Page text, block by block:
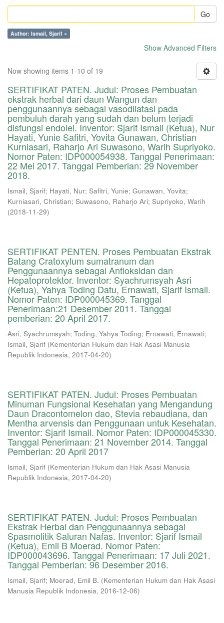
Go
Author: Ismail, Sjarif ×
Show Advanced Filters
Now showing items 1-10 of 19
SERTIFIKAT PATEN. Judul: Proses Pembuatan
ekstrak herbal dari daun Wangun dan
penggunaannya sebagai vasodilatasi pada
pembuluh darah yang sudah dan belum terjadi
disfungsi endolel. Inventor: Sjarif Ismail (Ketua), Nur
Hayati, Yunie Safitri, Yovita Gunawan, Christian
Kurniasari, Raharjo Ari Suwasono, Warih Supriyoko.
Nomor Paten: IDP000054938. Tanggal Penerimaan:
22 Mei 2017. Tanggal Pemberian: 29 November
2018.
Ismail, Sjarif; Hayati, Nur; Safitri, Yunie; Gunawan, Yovita;
Kurniasari, Christian; Suwasono, Raharjo Ari; Supriyoko, Warih
(2018-11-29)
SERTIFIKAT PENTEN. Proses Pembuatan Ekstrak
Batang Cratoxylum sumatranum dan
Penggunaannya sebagai Antioksidan dan
Hepatoprotektor. Inventor: Syachrumsyah Asri
(Ketua), Yahya Toding Datu, Ernawati, Sjarif Ismail.
Nomor Paten: IDP000045369. Tanggal
Penerimaan:21 Desember 2011. Tanggal
pemberian: 20 April 2017.
Asri, Syachrumsyah; Toding, Yahya Toding; Ernawati, Ernawati;
Ismail, Sjarif (Kementerian Hukum dan Hak Asasi Manusia
Republik Indonesia, 2017-04-20)
SERTIFIKAT PATEN. Judul: Proses Pembuatan
Minuman Fungsional Kesehatan yang Mengandung
Daun Dracontomelon dao, Stevia rebaudiana, dan
Mentha arvensis dan Penggunaan untuk Kesehatan.
Inventor: Sjarif Ismail. Nomor Paten: IDP000045330.
Tanggal Penerimaan: 21 November 2014. Tanggal
Pemberian: 20 April 2017
Ismail, Sjarif (Kementerian Hukum dan Hak Asasi Manusia
Republik Indonesia, 2017-04-20)
SERTIFIKAT PATEN. Judul: Proses Pembuatan
Ekstrak Herbal dan Penggunaannya sebagai
Spasmolitik Saluran Nafas. Inventor: Sjarif Ismail
(Ketua), Emil B Moerad. Nomor Paten:
IDP000043696. Tanggal Penerimaan: 17 Juli 2021.
Tanggal Pemberian: 96 Desember 2016.
Ismail, Sjarif; Moerad, Emil B. (Kementerian Hukum dan Hak Asasi
Manusia Republik Indonesia, 2016-12-06)